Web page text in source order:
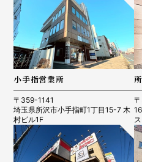
小手指営業所
〒359-1141
埼玉県所沢市小手指町1丁目15-7 木
村ビル1F
16